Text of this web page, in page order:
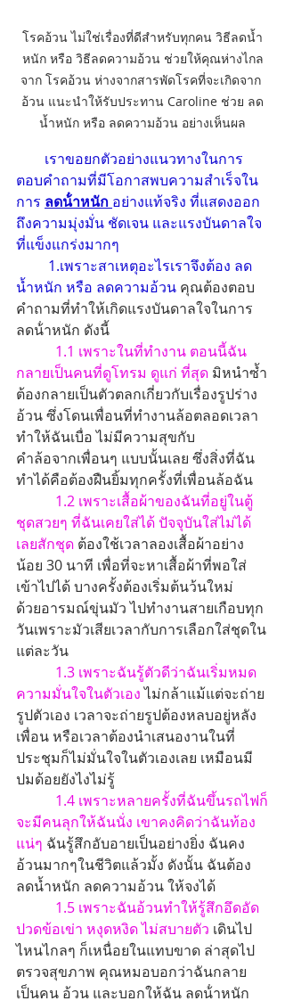
โรคอ้วน ไม่ใช่เรื่องที่ดีสำหรับทุกคน วิธีลดน้ำ
หนัก หรือ วิธีลดความอ้วน ช่วยให้คุณห่างไกล
จาก โรคอ้วน ห่างจากสารพัดโรคที่จะเกิดจาก
อ้วน แนะนำให้รับประทาน Caroline ช่วย ลด
น้ำหนัก หรือ ลดความอ้วน อย่างเห็นผล
เราขอยกตัวอย่างแนวทางในการ
ตอบคำถามที่มีโอกาสพบความสำเร็จใน
การ ลดน้ําหนัก อย่างแท้จริง ที่แสดงออก
ถึงความมุ่งมั่น ชัดเจน และแรงบันดาลใจ
ที่แข็งแกร่งมากๆ
1.เพราะสาเหตุอะไรเราจึงต้อง ลด
น้ำหนัก หรือ ลดความอ้วน คุณต้องตอบ
คำถามที่ทำให้เกิดแรงบันดาลใจในการ
ลดน้ําหนัก ดังนี้
1.1 เพราะในที่ทำงาน ตอนนี้ฉัน
กลายเป็นคนที่ดูโทรม ดูแก่ ที่สุด มิหนำซ้ำ
ต้องกลายเป็นตัวตลกเกี่ยวกับเรื่องรูปร่าง
อ้วน ซึ่งโดนเพื่อนที่ทำงานล้อตลอดเวลา
ทำให้ฉันเบื่อ ไม่มีความสุขกับ
คำล้อจากเพื่อนๆ แบบนั้นเลย ซึ่งสิ่งที่ฉัน
ทำได้คือต้องฝืนยิ้มทุกครั้งที่เพื่อนล้อฉัน
1.2 เพราะเสื้อผ้าของฉันที่อยู่ในตู้
ชุดสวยๆ ที่ฉันเคยใส่ได้ ปัจจุบันใส่ไม่ได้
เลยสักชุด ต้องใช้เวลาลองเสื้อผ้าอย่าง
น้อย 30 นาที เพื่อที่จะหาเสื้อผ้าที่พอใส่
เข้าไปได้ บางครั้งต้องเริ่มต้นว้นใหม่
ด้วยอารมณ์ขุ่นมัว ไปทำงานสายเกือบทุก
วันเพราะมัวเสียเวลากับการเลือกใส่ชุดใน
แต่ละวัน
1.3 เพราะฉันรู้ตัวดีว่าฉันเริ่มหมด
ความมั่นใจในตัวเอง ไม่กล้าแม้แต่จะถ่าย
รูปตัวเอง เวลาจะถ่ายรูปต้องหลบอยู่หลัง
เพื่อน หรือเวลาต้องนำเสนองานในที่
ประชุมก็ไม่มั่นใจในตัวเองเลย เหมือนมี
ปมด้อยยังไงไม่รู้
1.4 เพราะหลายครั้งที่ฉันขึ้นรถไฟก็
จะมีคนลุกให้ฉันนั่ง เขาคงคิดว่าฉันท้อง
แน่ๆ ฉันรู้สึกอับอายเป็นอย่างยิ่ง ฉันคง
อ้วนมากๆในชีวิตแล้วมั้ง ดังนั้น ฉันต้อง
ลดน้ำหนัก ลดความอ้วน ให้จงได้
1.5 เพราะฉันอ้วนทำให้รู้สึกอึดอัด
ปวดข้อเข่า หงุดหงิด ไม่สบายตัว เดินไป
ไหนไกลๆ ก็เหนื่อยในแทบขาด ล่าสุดไป
ตรวจสุขภาพ คุณหมอบอกว่าฉันกลาย
เป็นคน อ้วน และบอกให้ฉัน ลดน้ําหนัก